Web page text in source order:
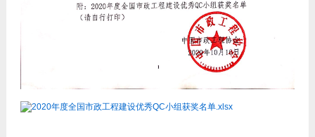
2020年度全国市政工程建设优秀QC小组获奖名单.xlsx